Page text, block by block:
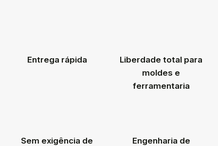
Entrega rápida
Liberdade total para
moldes e
ferramentaria
Sem exigência de
Engenharia de